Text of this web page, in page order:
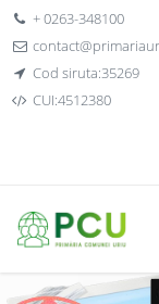
+ 0263-348100
Cod siruta:35269
CUI:4512380